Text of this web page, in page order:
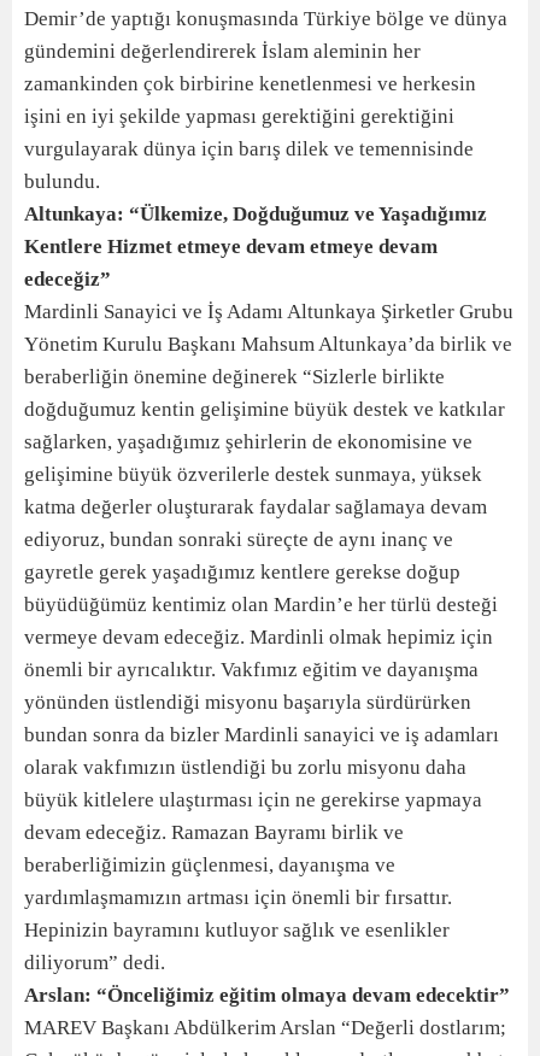
Demir’de yaptığı konuşmasında Türkiye bölge ve dünya
gündemini değerlendirerek İslam aleminin her
zamankinden çok birbirine kenetlenmesi ve herkesin
işini en iyi şekilde yapması gerektiğini gerektiğini
vurgulayarak dünya için barış dilek ve temennisinde
bulundu.
Altunkaya: “Ülkemize, Doğduğumuz ve Yaşadığımız
Kentlere Hizmet etmeye devam etmeye devam
edeceğiz”
Mardinli Sanayici ve İş Adamı Altunkaya Şirketler Grubu
Yönetim Kurulu Başkanı Mahsum Altunkaya’da birlik ve
beraberliğin önemine değinerek “Sizlerle birlikte
doğduğumuz kentin gelişimine büyük destek ve katkılar
sağlarken, yaşadığımız şehirlerin de ekonomisine ve
gelişimine büyük özverilerle destek sunmaya, yüksek
katma değerler oluşturarak faydalar sağlamaya devam
ediyoruz, bundan sonraki süreçte de aynı inanç ve
gayretle gerek yaşadığımız kentlere gerekse doğup
büyüdüğümüz kentimiz olan Mardin’e her türlü desteği
vermeye devam edeceğiz. Mardinli olmak hepimiz için
önemli bir ayrıcalıktır. Vakfımız eğitim ve dayanışma
yönünden üstlendiği misyonu başarıyla sürdürürken
bundan sonra da bizler Mardinli sanayici ve iş adamları
olarak vakfımızın üstlendiği bu zorlu misyonu daha
büyük kitlelere ulaştırması için ne gerekirse yapmaya
devam edeceğiz. Ramazan Bayramı birlik ve
beraberliğimizin güçlenmesi, dayanışma ve
yardımlaşmamızın artması için önemli bir fırsattır.
Hepinizin bayramını kutluyor sağlık ve esenlikler
diliyorum” dedi.
Arslan: “Önceliğimiz eğitim olmaya devam edecektir”
MAREV Başkanı Abdülkerim Arslan “Değerli dostlarım;